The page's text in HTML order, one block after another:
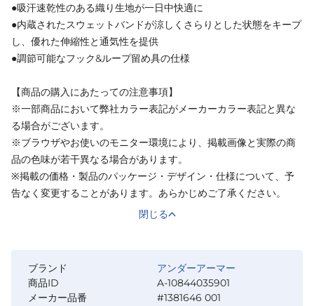
●吸汗速乾性のある織り生地が一日中快適に
●内蔵されたスウェットバンドが涼しくさらりとした状態をキープ
し、優れた伸縮性と通気性を提供
●調節可能なフック&ループ留め具の仕様
【商品の購入にあたっての注意事項】
※一部商品において弊社カラー表記がメーカーカラー表記と異な
る場合がございます。
※ブラウザやお使いのモニター環境により、掲載画像と実際の商
品の色味が若干異なる場合があります。
※掲載の価格・製品のパッケージ・デザイン・仕様について、予
告なく変更することがあります。あらかじめご了承ください。
閉じる
ブランド
アンダーアーマー
商品ID
A-10844035901
メーカー品番
#1381646 001